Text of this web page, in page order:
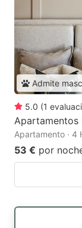
Admite
5.0 (1
Apartamentos
Apartamento · 4
53 € por